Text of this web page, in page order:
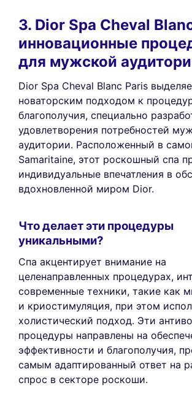
3. Dior Spa Cheval
инновационные
для мужской
Dior Spa Cheval Blanc Paris
новаторским подходом к
благополучия, специально
удовлетворения потребностей
аудитории. Расположенный в
Samaritaine, этот роскошный спа
индивидуальные впечатления в
вдохновленной миром Dior.
Что делает эти процедуры
уникальными?
Спа акцентирует внимание на
целенаправленных процедурах,
современные техники, такие как
и криостимуляция, при этом
холистический подход. Эти
процедуры направлены на
эффективности и благополучия,
самым адаптированный ответ на
спрос в секторе роскоши.